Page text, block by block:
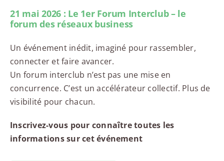
21 mai 2026 : Le 1er Forum Interclub – le
forum des réseaux business
Un événement inédit, imaginé pour rassembler,
connecter et faire avancer.
Un forum interclub n’est pas une mise en
concurrence. C’est un accélérateur collectif. Plus de
visibilité pour chacun.
Inscrivez-vous pour connaître toutes les
informations sur cet événement